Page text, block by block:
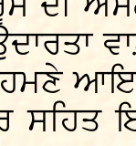
ਸਹਿਤ